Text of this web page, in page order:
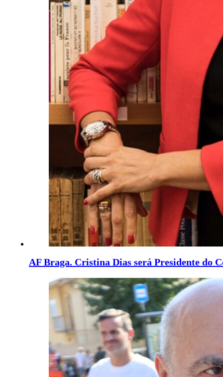
AF Braga. Cristina Dias será Presidente do